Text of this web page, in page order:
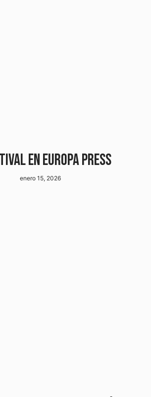
EN EUROPA PRESS
enero 15, 2026